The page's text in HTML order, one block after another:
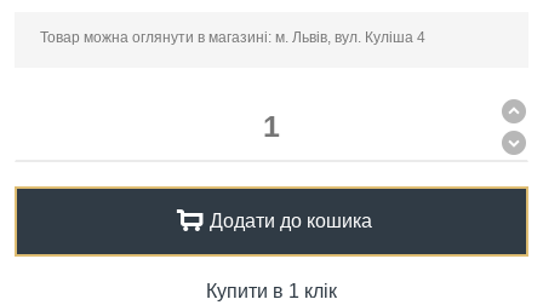
Товар можна оглянути в магазині: м. Львів, вул. Куліша 4
Додати до кошика
Купити в 1 клік